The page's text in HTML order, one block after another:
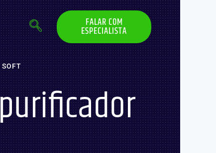
FALAR COM
ESPECIALISTA
SOFT